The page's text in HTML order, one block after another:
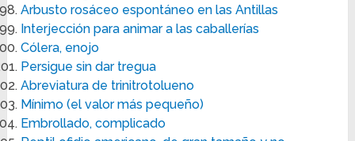
Arbusto rosáceo espontáneo en las Antillas
Interjección para animar a las caballerías
Cólera, enojo
Persigue sin dar tregua
Abreviatura de trinitrotolueno
Mínimo (el valor más pequeño)
Embrollado, complicado